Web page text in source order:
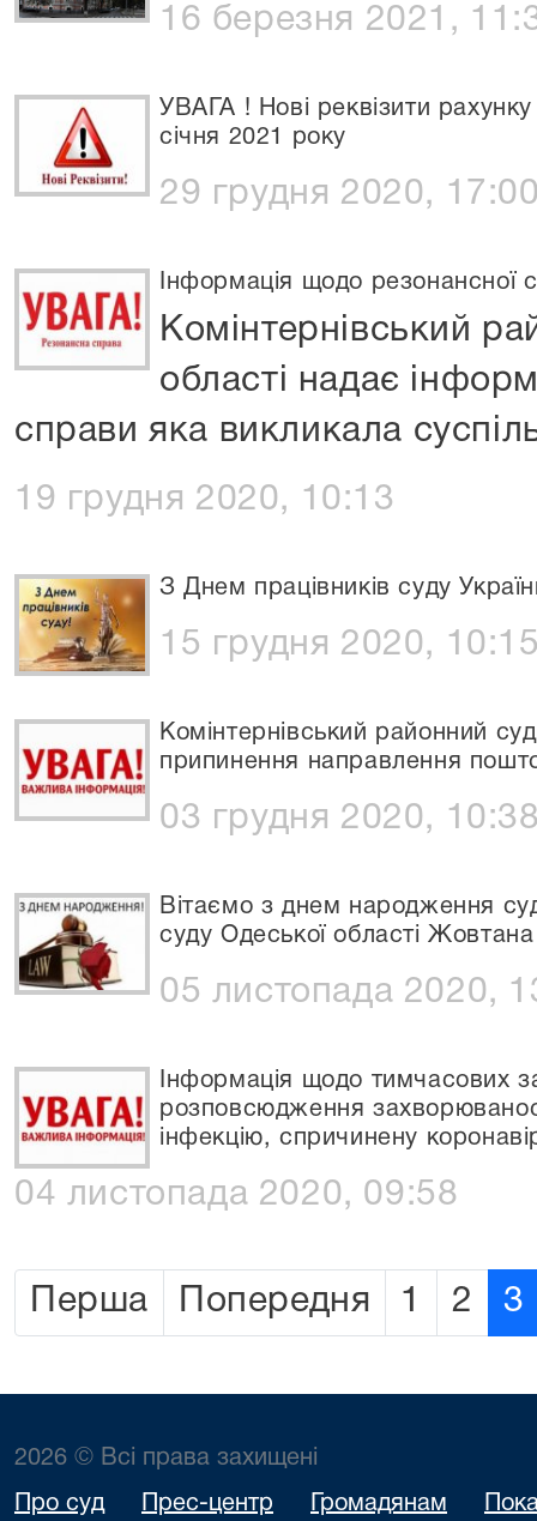
16 березня 2021,
УВАГА ! Нові реквізити
січня 2021 року
29 грудня 2020,
Інформація щодо резонансної
Комінтернівський
області надає
справи яка викликала
19 грудня 2020, 10:13
З Днем працівників суду
15 грудня 2020,
Комінтернівський районний
припинення направлення
03 грудня 2020,
Вітаємо з днем народження
суду Одеської області
05 листопада 2020,
Інформація щодо тимчасових
розповсюдження
інфекцію, спричинену
04 листопада 2020, 09:58
Перша Попередня 1 2 3
2026 © Всі права захищені
Про суд Прес-центр Громадянам